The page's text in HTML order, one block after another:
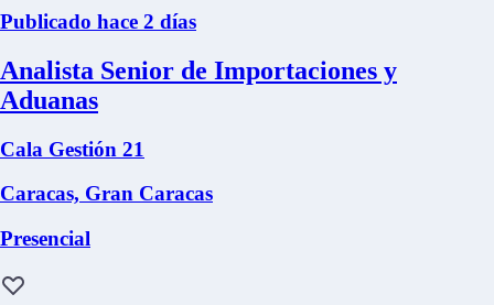
Publicado hace 2 días
Analista Senior de Importaciones y
Aduanas
Cala Gestión 21
Caracas, Gran Caracas
Presencial